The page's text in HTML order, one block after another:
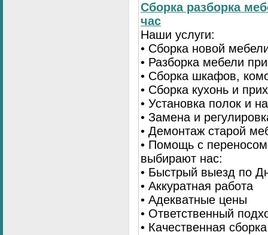
Сборка разборка
час
Наши услуги:
• Сборка новой
• Разборка мебели
• Сборка шкафов,
• Сборка кухонь и
• Установка полок и
• Замена и
• Демонтаж старой
• Помощь с
выбирают нас:
• Быстрый выезд по
• Аккуратная работа
• Адекватные цены
• Ответственный
• Качественная